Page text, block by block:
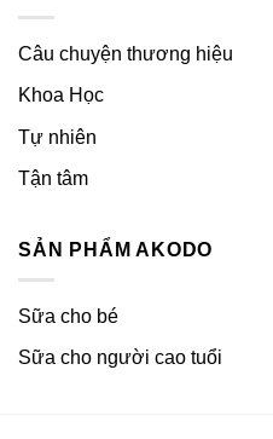
Câu chuyện thương hiệu
Khoa Học
Tự nhiên
Tận tâm
SẢN PHẨM AKODO
Sữa cho bé
Sữa cho người cao tuổi